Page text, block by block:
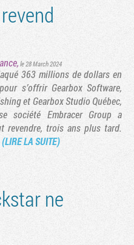
, le 28 March 2024
363 millions de dollars en
s’offrir Gearbox Software,
et Gearbox Studio Québec,
société Embracer Group a
revendre, trois ans plus tard.
(LIRE LA SUITE)
ne